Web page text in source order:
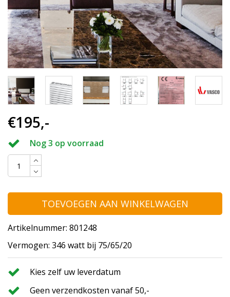
€195,-
Nog 3 op voorraad
TOEVOEGEN AAN WINKELWAGEN
Artikelnummer: 801248
Vermogen: 346 watt bij 75/65/20
Kies zelf uw leverdatum
Geen verzendkosten vanaf 50,-